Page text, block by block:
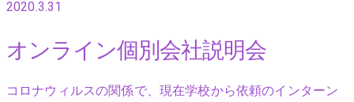
2020.3.31
オンライン個別会社説明会
コロナウィルスの関係で、現在学校から依頼のインターン